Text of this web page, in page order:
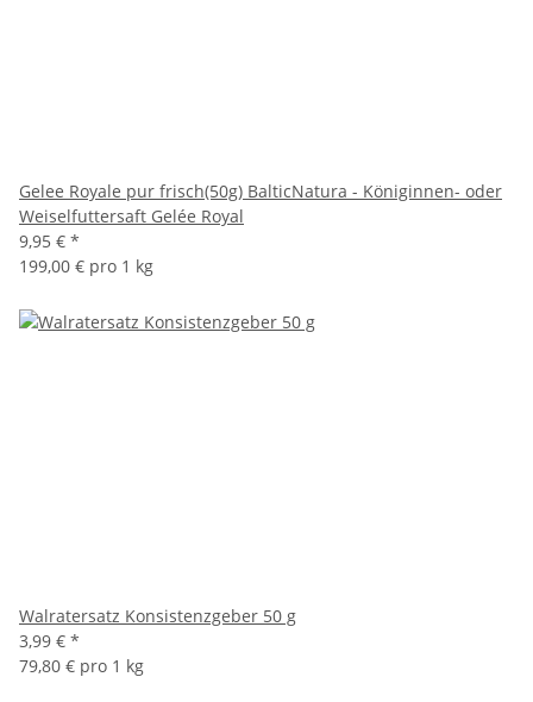
Gelee Royale pur frisch(50g) BalticNatura - Königinnen- oder
Weiselfuttersaft Gelée Royal
9,95 € *
199,00 € pro 1 kg
Walratersatz Konsistenzgeber 50 g
3,99 € *
79,80 € pro 1 kg